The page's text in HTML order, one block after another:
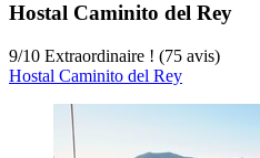
Hostal Caminito del Rey
9/10 Extraordinaire ! (75 avis)
Hostal Caminito del Rey